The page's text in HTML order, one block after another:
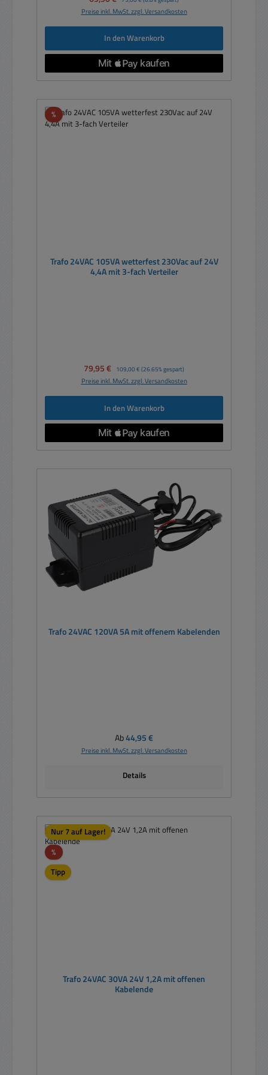
Preise inkl. MwSt. zzgl. Versandkosten
In den Warenkorb
%Rabatt
Trafo 24VAC 105VA wetterfest 230Vac auf 24V
4,4A mit 3-fach Verteiler
Verkaufspreis:
79,95 € Regulärer Preis:
109,00 € (26.65% gespart)
Preise inkl. MwSt. zzgl. Versandkosten
In den Warenkorb
Trafo 24VAC 120VA 5A mit offenem Kabelenden
Regulärer Preis:
Ab44,95 €
Preise inkl. MwSt. zzgl. Versandkosten
Details
Nur 7 auf Lager!
%Rabatt
Tipp
Trafo 24VAC 30VA 24V 1,2A mit offenen
Kabelende